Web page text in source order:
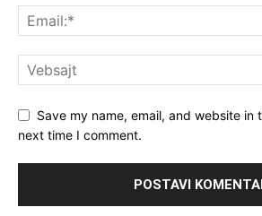
Save my name, email, and website in
next time I comment.